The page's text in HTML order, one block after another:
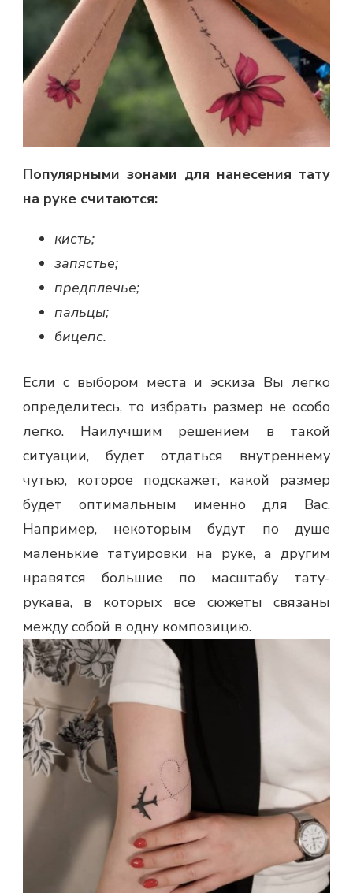
Популярными зонами для нанесения тату
на руке считаются:
кисть;
запястье;
предплечье;
пальцы;
бицепс.
Если с выбором места и эскиза Вы легко
определитесь, то избрать размер не особо
легко. Наилучшим решением в такой
ситуации, будет отдаться внутреннему
чутью, которое подскажет, какой размер
будет оптимальным именно для Вас.
Например, некоторым будут по душе
маленькие татуировки на руке, а другим
нравятся большие по масштабу тату-
рукава, в которых все сюжеты связаны
между собой в одну композицию.